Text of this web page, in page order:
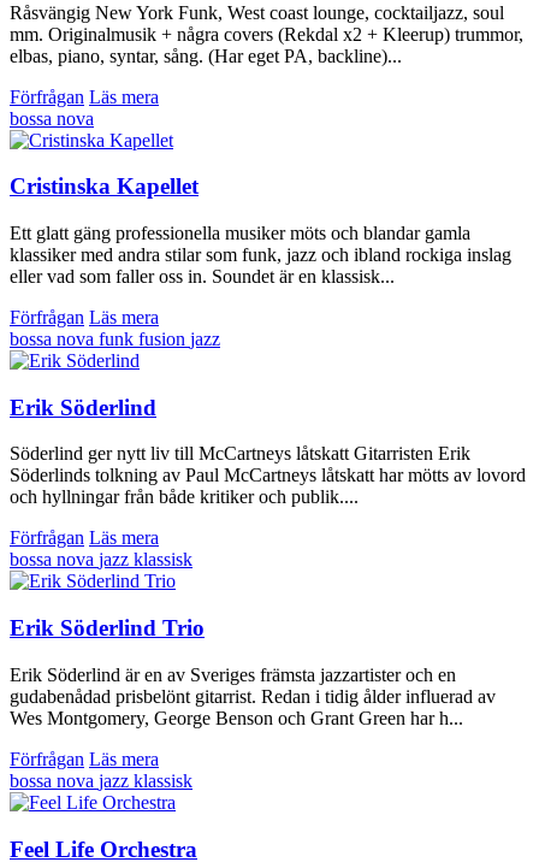
Råsvängig New York Funk, West coast lounge, cocktailjazz, soul
mm. Originalmusik + några covers (Rekdal x2 + Kleerup) trummor,
elbas, piano, syntar, sång. (Har eget PA, backline)...
Förfrågan Läs mera
bossa nova
Cristinska Kapellet
Ett glatt gäng professionella musiker möts och blandar gamla
klassiker med andra stilar som funk, jazz och ibland rockiga inslag
eller vad som faller oss in. Soundet är en klassisk...
Förfrågan Läs mera
bossa nova funk fusion jazz
Erik Söderlind
Söderlind ger nytt liv till McCartneys låtskatt Gitarristen Erik
Söderlinds tolkning av Paul McCartneys låtskatt har mötts av lovord
och hyllningar från både kritiker och publik....
Förfrågan Läs mera
bossa nova jazz klassisk
Erik Söderlind Trio
Erik Söderlind är en av Sveriges främsta jazzartister och en
gudabenådad prisbelönt gitarrist. Redan i tidig ålder influerad av
Wes Montgomery, George Benson och Grant Green har h...
Förfrågan Läs mera
bossa nova jazz klassisk
Feel Life Orchestra